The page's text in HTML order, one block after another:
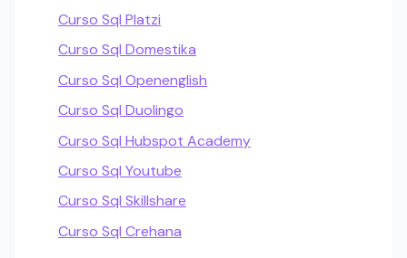
Curso Sql Platzi
Curso Sql Domestika
Curso Sql Openenglish
Curso Sql Duolingo
Curso Sql Hubspot Academy
Curso Sql Youtube
Curso Sql Skillshare
Curso Sql Crehana